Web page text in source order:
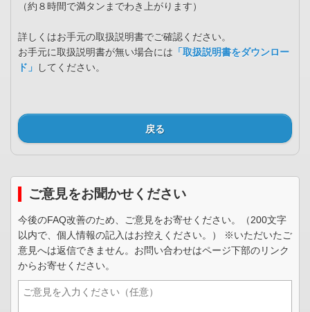
（約８時間で満タンまでわき上がります）
詳しくはお手元の取扱説明書でご確認ください。
お手元に取扱説明書が無い場合には 「取扱説明書をダウンロー
ド」
してください。
戻る
ご意見をお聞かせください
今後のFAQ改善のため、ご意見をお寄せください。（200文字
以内で、個人情報の記入はお控えください。） ※いただいたご
意見へは返信できません。お問い合わせはページ下部のリンク
からお寄せください。